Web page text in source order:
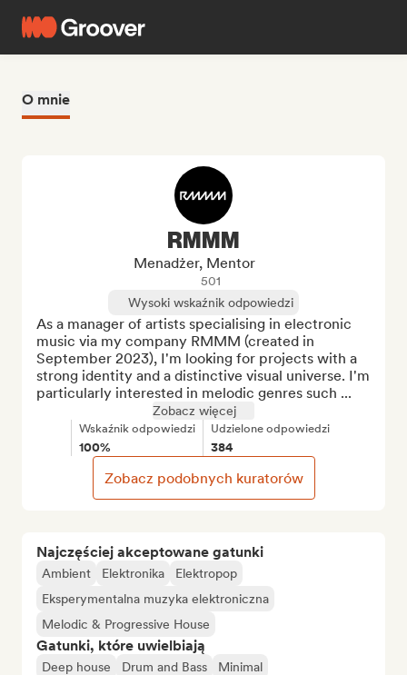
O mnie
Najczęściej akceptowane gatunki
Ambient Elektronika
Elektropop
Eksperymentalna muzyka elektroniczna
Melodic & Progressive House
Gatunki, które uwielbiają
Deep house Drum and Bass
Minimal
RMMM
Menadżer, Mentor
501
Wysoki wskaźnik odpowiedzi
As a manager of artists specialising in electronic
music via my company RMMM (created in
September 2023), I'm looking for projects with a
strong identity and a distinctive visual universe. I'm
particularly interested in melodic genres such ...
Zobacz więcej
Wskaźnik odpowiedzi
100%
Udzielone odpowiedzi
384
Zobacz podobnych kuratorów